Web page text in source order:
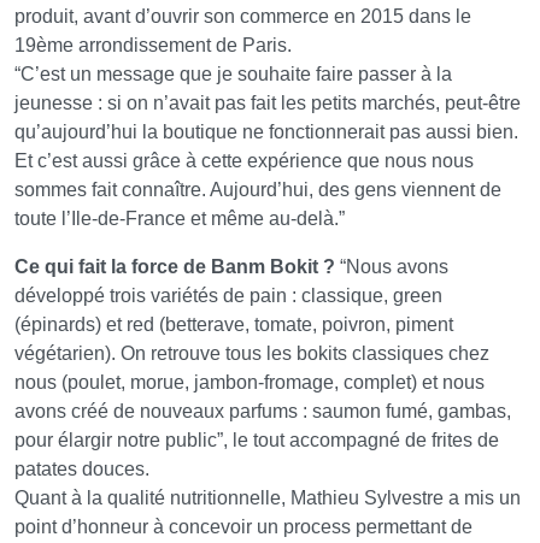
produit, avant d’ouvrir son commerce en 2015 dans le
19ème arrondissement de Paris.
“C’est un message que je souhaite faire passer à la
jeunesse : si on n’avait pas fait les petits marchés, peut-être
qu’aujourd’hui la boutique ne fonctionnerait pas aussi bien.
Et c’est aussi grâce à cette expérience que nous nous
sommes fait connaître. Aujourd’hui, des gens viennent de
toute l’Ile-de-France et même au-delà.”
Ce qui fait la force de Banm Bokit ? “Nous avons
développé trois variétés de pain : classique, green
(épinards) et red (betterave, tomate, poivron, piment
végétarien). On retrouve tous les bokits classiques chez
nous (poulet, morue, jambon-fromage, complet) et nous
avons créé de nouveaux parfums : saumon fumé, gambas,
pour élargir notre public”, le tout accompagné de frites de
patates douces.
Quant à la qualité nutritionnelle, Mathieu Sylvestre a mis un
point d’honneur à concevoir un process permettant de